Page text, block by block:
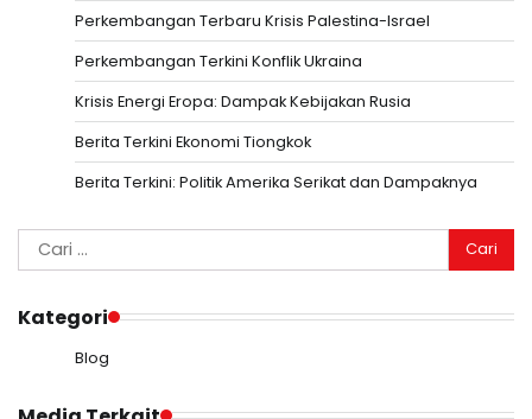
Perkembangan Terbaru Krisis Palestina-Israel
Perkembangan Terkini Konflik Ukraina
Krisis Energi Eropa: Dampak Kebijakan Rusia
Berita Terkini Ekonomi Tiongkok
Berita Terkini: Politik Amerika Serikat dan Dampaknya
Cari
untuk:
Kategori
Blog